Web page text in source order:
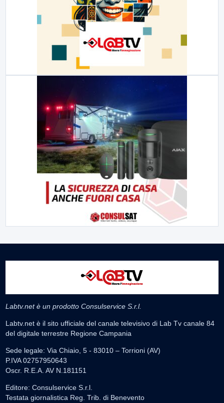
Labtv.net è un prodotto Consulservice S.r.l.
Labtv.net è il sito ufficiale del canale televisivo di Lab Tv canale 84
del digitale terrestre Regione Campania
Sede legale: Via Chiaio, 5 - 83010 – Torrioni (AV)
P.IVA 02757950643
Oscr. R.E.A. AV N.181151
Editore: Consulservice S.r.l.
Testata giornalistica Reg. Trib. di Benevento